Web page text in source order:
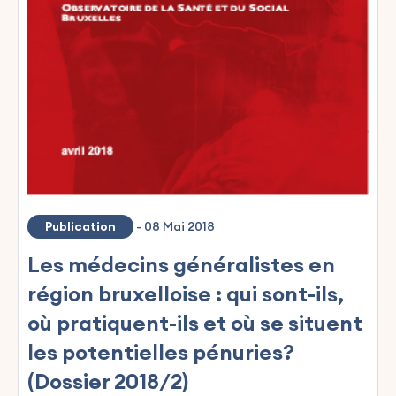
Les médecins généralistes en
région bruxelloise : qui sont-ils,
où pratiquent-ils et où se situent
les potentielles pénuries?
(Dossier 2018/2)
Publication - 08 Mai 2018